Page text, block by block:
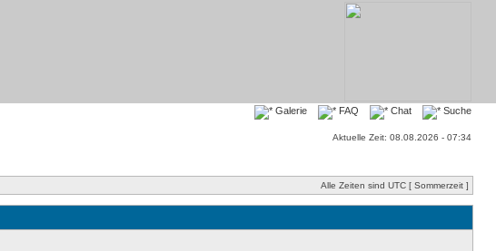
Galerie FAQ Chat Suche
Aktuelle Zeit: 08.08.2026 - 07:34
Alle Zeiten sind UTC [ Sommerzeit ]